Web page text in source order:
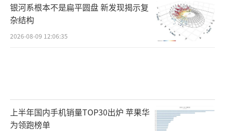
银河系根本不是扁平圆盘 新发现揭示复
杂结构
2026-08-09 12:06:35
上半年国内手机销量TOP30出炉 苹果华
为领跑榜单